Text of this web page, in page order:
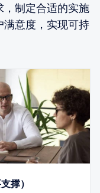
，制定合适的实施
满意度，实现可持
撑）